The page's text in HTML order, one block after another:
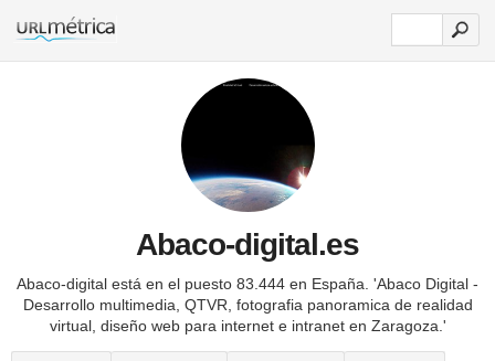
Abaco-digital.es
Abaco-digital está en el puesto 83.444 en España. 'Abaco Digital -
Desarrollo multimedia, QTVR, fotografia panoramica de realidad
virtual, diseño web para internet e intranet en Zaragoza.'